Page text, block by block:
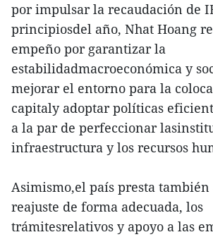
por impulsar la recaudación de
principiosdel año, Nhat Hoang
empeño por garantizar la
estabilidadmacroeconómica y
mejorar el entorno para la
capitaly adoptar políticas
a la par de perfeccionar
infraestructura y los recursos
Asimismo,el país presta
reajuste de forma adecuada, los
trámitesrelativos y apoyo a las